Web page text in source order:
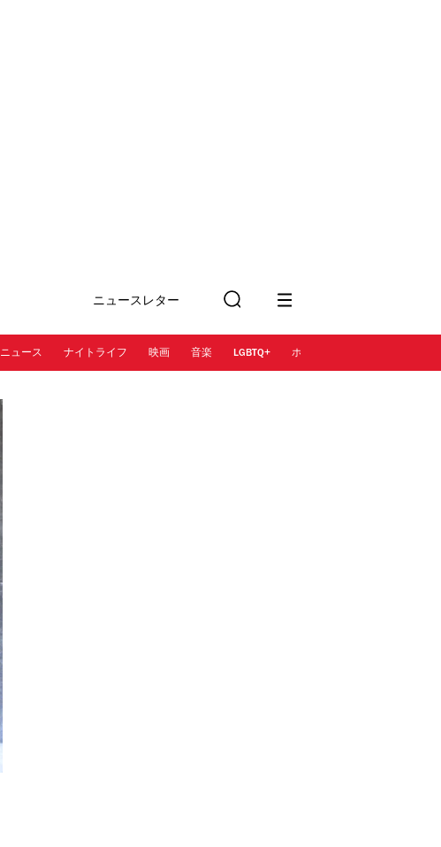
ニュースレター
に登録
索
ニュース ナイトライフ 映画 音楽 LGBTQ+ ホテル